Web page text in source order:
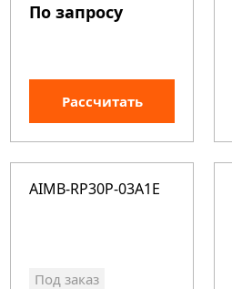
По запросу
Рассчитать
AIMB-RP30P-03A1E
Под заказ